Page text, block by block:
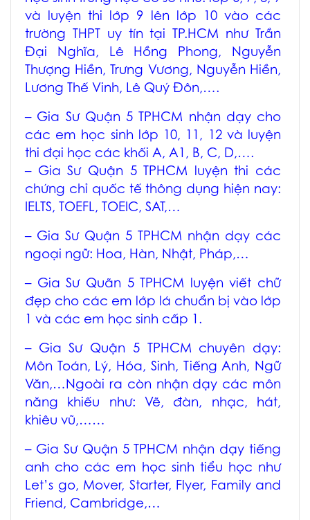
và luyện thi lớp 9 lên lớp 10 vào các
trường THPT uy tín tại TP.HCM như Trần
Đại Nghĩa, Lê Hồng Phong, Nguyễn
Thượng Hiền, Trưng Vương, Nguyễn Hiền,
Lương Thế Vinh, Lê Quý Đôn,….
– Gia Sư Quận 5 TPHCM nhận dạy cho
các em học sinh lớp 10, 11, 12 và luyện
thi đại học các khối A, A1, B, C, D,….
– Gia Sư Quận 5 TPHCM luyện thi các
chứng chỉ quốc tế thông dụng hiện nay:
IELTS, TOEFL, TOEIC, SAT,…
– Gia Sư Quận 5 TPHCM nhận dạy các
ngoại ngữ: Hoa, Hàn, Nhật, Pháp,…
– Gia Sư Quãn 5 TPHCM luyện viết chữ
đẹp cho các em lớp lá chuẩn bị vào lớp
1 và các em học sinh cấp 1.
– Gia Sư Quận 5 TPHCM chuyên dạy:
Môn Toán, Lý, Hóa, Sinh, Tiếng Anh, Ngữ
Văn,…Ngoài ra còn nhận dạy các môn
năng khiếu như: Vẽ, đàn, nhạc, hát,
khiêu vũ,……
– Gia Sư Quận 5 TPHCM nhận dạy tiếng
anh cho các em học sinh tiểu học như
Let’s go, Mover, Starter, Flyer, Family and
Friend, Cambridge,…